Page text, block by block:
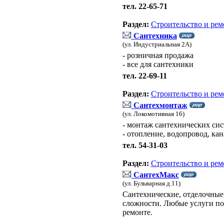
тел. 22-65-71
Раздел: Строительство и
Сантехника
(ул. Индустриальная 2А)
- розничная продажа
- все для сантехники
тел. 22-69-11
Раздел: Строительство и
Сантехмонтаж
(ул. Локомотивная 16)
- монтаж сантехнических
- отопление, водопровод,
тел. 54-31-03
Раздел: Строительство и
СантехМакс
(ул. Бульварная д.11)
Сантехнические,
сложности. Любые услуги
ремонте.